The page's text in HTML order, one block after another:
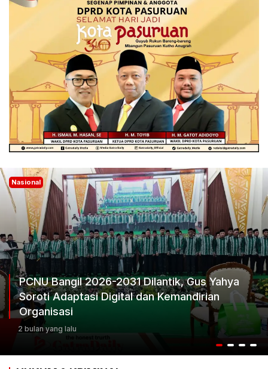
Nasional
PCNU Bangil 2026-2031 Dilantik, Gus Yahya
Soroti Adaptasi Digital dan Kemandirian
Organisasi
2 bulan yang lalu